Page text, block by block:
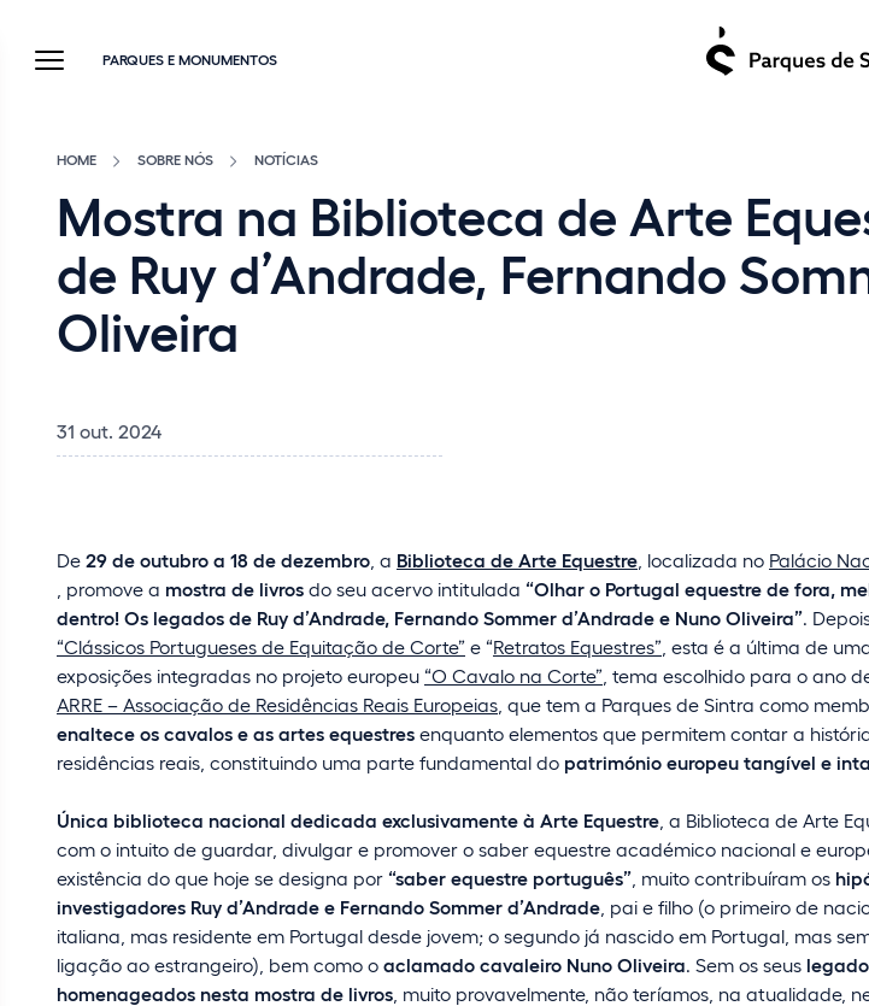
PARQUES E MONUMENTOS
HOME SOBRE NÓS NOTÍCIAS
Mostra na Biblioteca de Arte
de Ruy d’Andrade, Fernando
Oliveira
31 out. 2024
De 29 de outubro a 18 de dezembro , a Biblioteca de Arte Equestre , localizada no Palácio
, promove a mostra de livros do seu acervo intitulada “Olhar o Portugal equestre de fora,
dentro! Os legados de Ruy d’Andrade, Fernando Sommer d’Andrade e Nuno Oliveira”.
“Clássicos Portugueses de Equitação de Corte” e “Retratos Equestres” , esta é a última de
exposições integradas no projeto europeu “O Cavalo na Corte” , tema escolhido para o ano
ARRE – Associação de Residências Reais Europeias , que tem a Parques de Sintra como
enaltece os cavalos e as artes equestres enquanto elementos que permitem contar a
residências reais, constituindo uma parte fundamental do património europeu tangível e
Única biblioteca nacional dedicada exclusivamente à Arte Equestre , a Biblioteca de Arte
com o intuito de guardar, divulgar e promover o saber equestre académico nacional e
existência do que hoje se designa por “saber equestre português” , muito contribuíram os
investigadores Ruy d’Andrade e Fernando Sommer d’Andrade , pai e filho (o primeiro de
italiana, mas residente em Portugal desde jovem; o segundo já nascido em Portugal, mas
ligação ao estrangeiro), bem como o aclamado cavaleiro Nuno Oliveira. Sem os seus
homenageados nesta mostra de livros , muito provavelmente, não teríamos, na atualidade,